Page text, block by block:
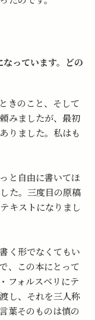
なっています。どの
きのこと、そして
みましたが、最初
りました。私はも
と自由に書いてほ
た。三度目の原稿
キストになりまし
く形でなくてもい
、この本にとって
フォルスベリにテ
し、それを三人称
葉そのものは慎の